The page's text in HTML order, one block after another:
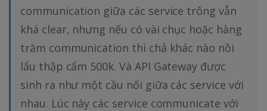
communication giữa các service trông vẫn
khá clear, nhưng nếu có vài chục hoặc hàng
trăm communication thì chả khác nào nồi
lẩu thập cẩm 500k. Và API Gateway được
sinh ra như một cầu nối giữa các service với
nhau. Lúc này các service communicate với